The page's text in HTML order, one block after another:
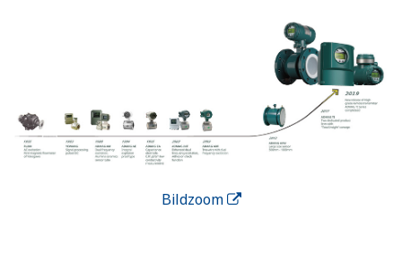
Bildzoom